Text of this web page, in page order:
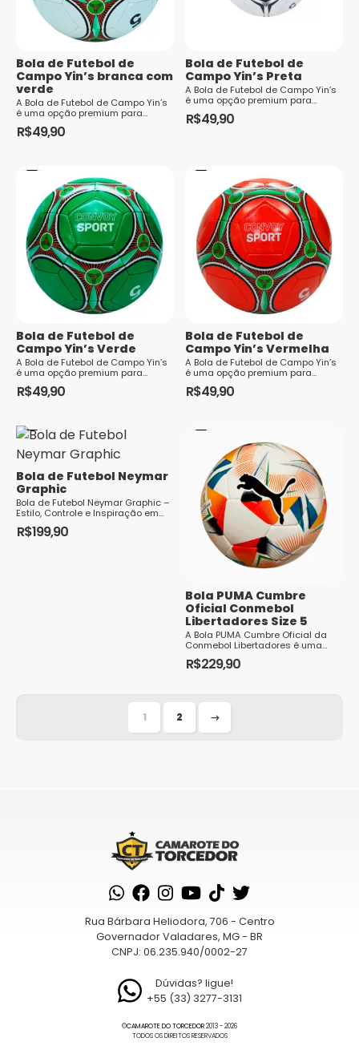
Bola de Futebol de
Campo Yin’s branca com
verde
A Bola de Futebol de Campo Yin’s
é uma opção premium para
aqueles que buscam qualidade e
desempenho no esporte. Com um
qualquer campo, seja...
R$49,90
Bola de Futebol de
Campo Yin’s Preta
A Bola de Futebol de Campo Yin’s
é uma opção premium para
aqueles que buscam qualidade e
desempenho no esporte. Com um
R$49,90
Bola de Futebol de
Campo Yin’s Verde
A Bola de Futebol de Campo Yin’s
é uma opção premium para
aqueles que buscam qualidade e
desempenho no esporte. Com um
essa bola se destaca em
qualquer campo, seja...
R$49,90
Bola de Futebol de
Campo Yin’s Vermelha
A Bola de Futebol de Campo Yin’s
é uma opção premium para
aqueles que buscam qualidade e
desempenho no esporte. Com um
R$49,90
Bola de Futebol Neymar
Graphic
Bola de Futebol Neymar Graphic –
Estilo, Controle e Inspiração em
Cada Passe
R$199,90
Bola PUMA Cumbre
Oficial Conmebol
Libertadores Size 5
A Bola PUMA Cumbre Oficial da
Conmebol Libertadores é uma
obra-prima do design e da
tecnologia esportiva. Concebida
R$229,90
1 2 →
Rua Bárbara Heliodora, 706 - Centro
Governador Valadares, MG - BR
CNPJ: 06.235.940/0002-27
Dúvidas? ligue!
+55 (33) 3277-3131
©CAMAROTE DO TORCEDOR2013 - 2026
TODOS OS DIREITOS RESERVADOS